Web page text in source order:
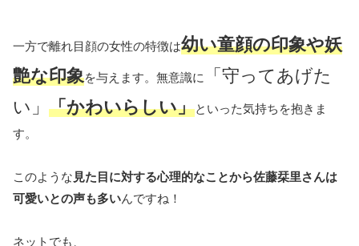
一方で離れ目顔の女性の特徴は幼い童顔の印象や妖
艶な印象を与えます。無意識に
「守ってあげた
い」 「かわいらしい」といった気持ちを抱きま
す。
このような 見た目に対する心理的なことから佐藤栞里さんは
可愛いとの声も多いんですね！
ネットでも、